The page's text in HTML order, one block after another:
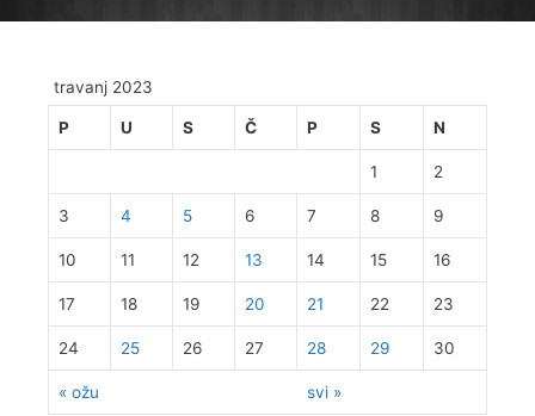
travanj 2023
P U S Č P S N
« ožu svi »
1 2
3 4 5 6 7 8 9
10 11 12 13 14 15 16
17 18 19 20 21 22 23
24 25 26 27 28 29 30